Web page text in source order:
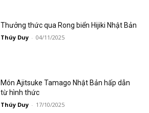
Thưởng thức qua Rong biển Hijiki Nhật Bản
Thúy Duy - 04/11/2025
Món Ajitsuke Tamago Nhật Bản hấp dẫn
từ hình thức
Thúy Duy - 17/10/2025